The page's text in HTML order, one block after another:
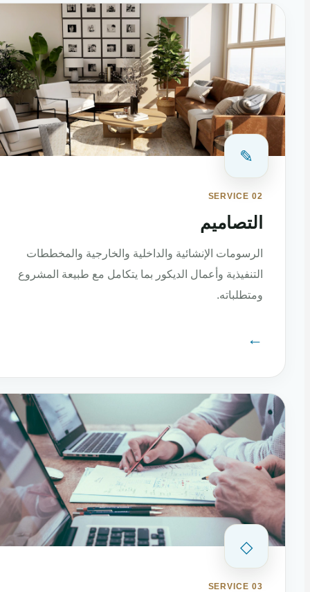
✎
SERVICE 02
التصاميم
الرسومات الإنشائية والداخلية والخارجية والمخططات
التنفيذية وأعمال الديكور بما يتكامل مع طبيعة المشروع
ومتطلباته.
◇
SERVICE 03